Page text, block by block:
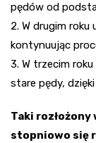
pędów od
2. W drugim
kontynuując
3. W trzecim
stare pędy,
Taki
stopniowo się